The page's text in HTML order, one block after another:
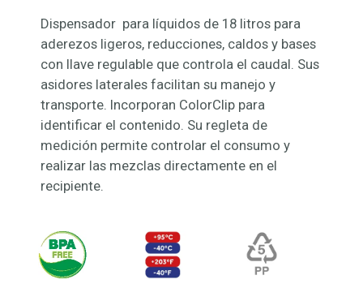
Dispensador para líquidos de 18 litros para
aderezos ligeros, reducciones, caldos y bases
con llave regulable que controla el caudal. Sus
asidores laterales facilitan su manejo y
transporte. Incorporan ColorClip para
identificar el contenido. Su regleta de
medición permite controlar el consumo y
realizar las mezclas directamente en el
recipiente.